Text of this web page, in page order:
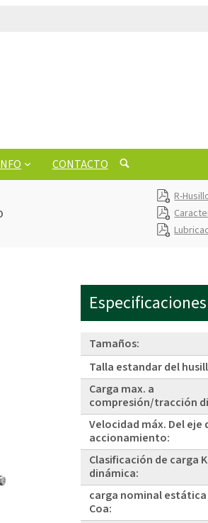
CONTACTO
R-
Tamaños:
Talla estandar del
Carga max. a
compresión/tracción
Velocidad máx. Del eje
accionamiento:
Clasificación de carga
dinámica:
carga nominal estática
Coa: